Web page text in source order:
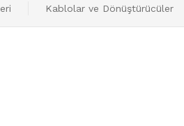
Kablolar ve Dönüştürücüler